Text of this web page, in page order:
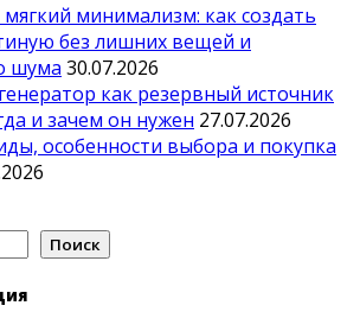
минимализм: как создать
без лишних вещей и
шума 30.07.2026
как резервный источник
и зачем он нужен 27.07.2026
особенности выбора и покупка
Поиск